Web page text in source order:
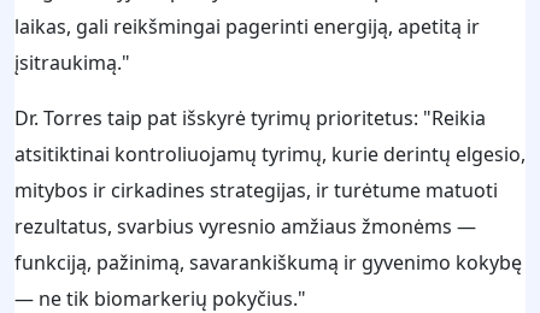
laikas, gali reikšmingai pagerinti energiją, apetitą ir
įsitraukimą."
Dr. Torres taip pat išskyrė tyrimų prioritetus: "Reikia
atsitiktinai kontroliuojamų tyrimų, kurie derintų elgesio,
mitybos ir cirkadines strategijas, ir turėtume matuoti
rezultatus, svarbius vyresnio amžiaus žmonėms —
funkciją, pažinimą, savarankiškumą ir gyvenimo kokybę
— ne tik biomarkerių pokyčius."